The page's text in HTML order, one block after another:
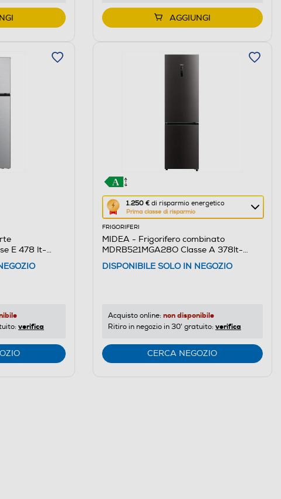
AGGIUNGI
E 478 lt-
verifica
1.250 €di risparmio energetico
Prima classe di risparmio
Questa
azione
aprirà
il
di
Youreko.
FRIGORIFERI
MIDEA - Frigorifero combinato
MDRB521MGA28O Classe A 378lt-
Acciaio Inox
DISPONIBILE SOLO IN NEGOZIO
Acquisto online: non disponibile
Ritiro in negozio in 30' gratuito: verifica
CERCA NEGOZIO